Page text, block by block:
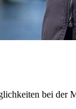
bei der